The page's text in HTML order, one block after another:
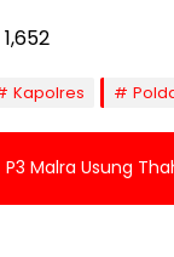
1,652
Kapolres
P3 Malra Usung